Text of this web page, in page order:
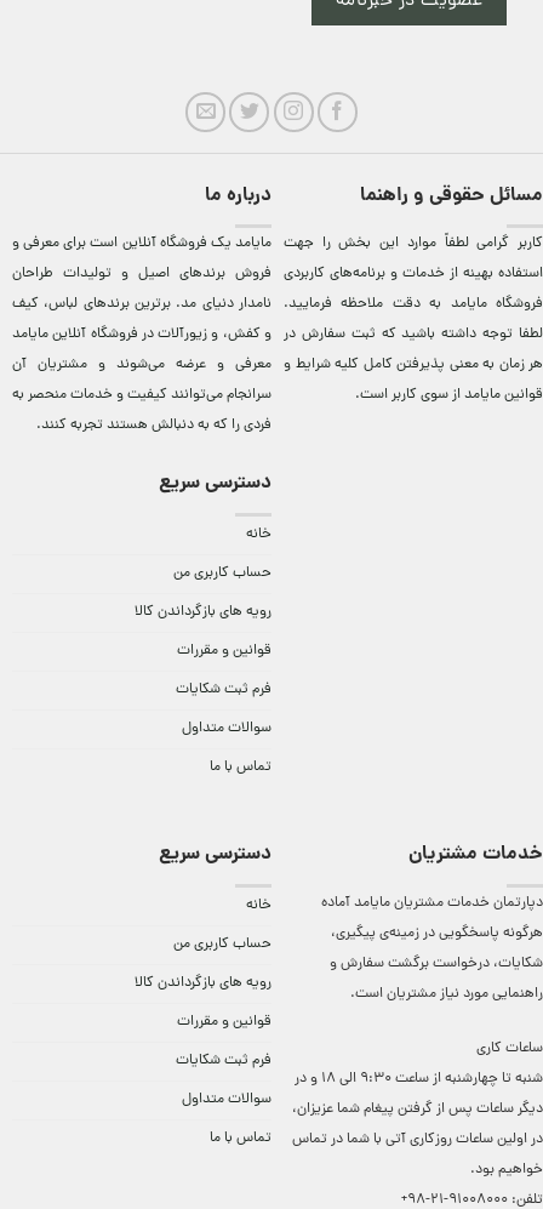
مسائل حقوقی و راهنما
کاربر گرامی لطفاً موارد این بخش را جهت
استفاده بهینه از خدمات و برنامه‌‏های کاربردی
فروشگاه مایامد به دقت ملاحظه فرمایید.
لطفا توجه داشته باشید که ثبت سفارش در
هر زمان به معنی پذیرفتن کامل کلیهشرایط و
قوانین مایامداز سوی کاربر است.
درباره ما
مایامد يک فروشگاه آنلاين است برای معرفی و
فروش برندهای اصيل و توليدات طراحان
نامدار دنيای مد. برترين‌ برندهای لباس، کيف
و کفش، و زيورآلات در فروشگاه آنلاين مایامد
معرفی و عرضه می‌شوند و مشتريان آن
سرانجام می‌توانند کيفيت و خدمات منحصر به
فردی را که به دنبالش هستند تجربه کنند.
دسترسی سریع
خانه
حساب کاربری من
رویه های بازگرداندن کالا
قوانین و مقررات
فرم ثبت شکایات
سوالات متداول
تماس با ما
خدمات مشتریان
دپارتمان خدمات مشتریان مایامد آماده
هرگونه پاسخگویی در زمینه‌ی پیگیری،
شکایات، درخواست برگشت سفارش و
راهنمایی مورد نیاز مشتریان است.
ساعات کاری
شنبه تا چهارشنبه از ساعت 9:30 الی 18 و در
دیگر ساعات ‌پس از گرفتن پیغام شما عزیزان،
در اولین ساعات روزکاری آتی با شما در تماس
خواهیم بود.
تلفن: 91008000-21-98+
دسترسی سریع
خانه
حساب کاربری من
رویه های بازگرداندن کالا
قوانین و مقررات
فرم ثبت شکایات
سوالات متداول
تماس با ما